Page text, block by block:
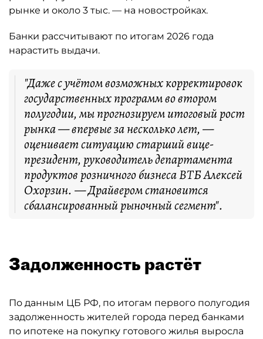
рынке и около 3 тыс. — на новостройках.
Банки рассчитывают по итогам 2026 года
нарастить выдачи.
"Даже с учётом возможных корректировок
государственных программ во втором
полугодии, мы прогнозируем итоговый рост
рынка — впервые за несколько лет, —
оценивает ситуацию старший вице-
президент, руководитель департамента
продуктов розничного бизнеса ВТБ Алексей
Охорзин. — Драйвером становится
сбалансированный рыночный сегмент".
Задолженность растёт
По данным ЦБ РФ, по итогам первого полугодия
задолженность жителей города перед банками
по ипотеке на покупку готового жилья выросла